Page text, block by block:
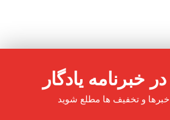
خبرنامه یادگار
خبرها و تخفیف ها مطلع شوید